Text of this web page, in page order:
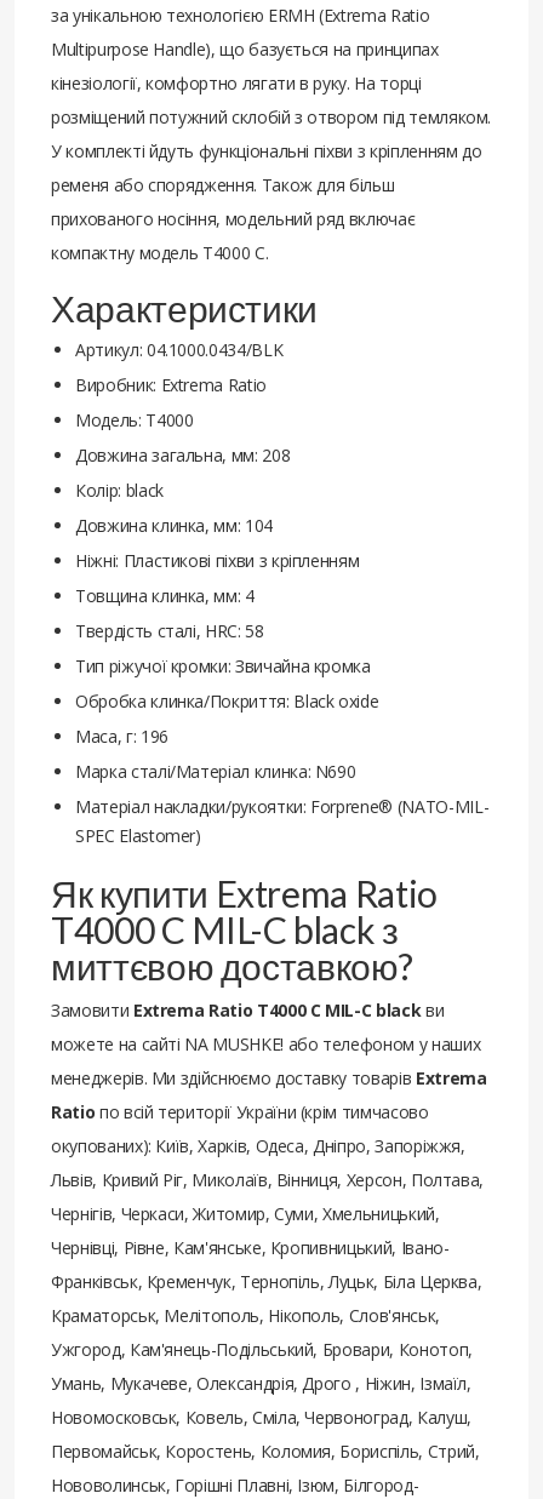
за унікальною технологією ERMH (Extrema Ratio
Multipurpose Handle), що базується на принципах
кінезіології, комфортно лягати в руку. На торці
розміщений потужний склобій з отвором під темляком.
У комплекті йдуть функціональні піхви з кріпленням до
ременя або спорядження. Також для більш
прихованого носіння, модельний ряд включає
компактну модель T4000 C.
Характеристики
Артикул: 04.1000.0434/BLK
Виробник: Extrema Ratio
Модель: T4000
Довжина загальна, мм: 208
Колір: black
Довжина клинка, мм: 104
Ніжні: Пластикові піхви з кріпленням
Товщина клинка, мм: 4
Твердість сталі, HRC: 58
Тип ріжучої кромки: Звичайна кромка
Обробка клинка/Покриття: Black oxide
Маса, г: 196
Марка сталі/Матеріал клинка: N690
Матеріал накладки/рукоятки: Forprene® (NATO-MIL-
SPEC Elastomer)
Як купити Extrema Ratio
T4000 C MIL-C black з
миттєвою доставкою?
Замовити Extrema Ratio T4000 C MIL-C blackви
можете на сайті NA MUSHKE! або телефоном у наших
менеджерів. Ми здійснюємо доставку товарів Extrema
Ratio по всій території України (крім тимчасово
окупованих): Київ, Харків, Одеса, Дніпро, Запоріжжя,
Львів, Кривий Ріг, Миколаїв, Вінниця, Херсон, Полтава,
Чернігів, Черкаси, Житомир, Суми, Хмельницький,
Чернівці, Рівне, Кам'янське, Кропивницький, Івано-
Франківськ, Кременчук, Тернопіль, Луцьк, Біла Церква,
Краматорськ, Мелітополь, Нікополь, Слов'янськ,
Ужгород, Кам'янець-Подільський, Бровари, Конотоп,
Умань, Мукачеве, Олександрія, Дрого , Ніжин, Ізмаїл,
Новомосковськ, Ковель, Сміла, Червоноград, Калуш,
Первомайськ, Коростень, Коломия, Бориспіль, Стрий,
Нововолинськ, Горішні Плавні, Ізюм, Білгород-